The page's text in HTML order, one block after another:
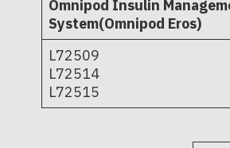
Omnipod Insulin
System(Omnipod Eros)
L72509
L72514
L72515